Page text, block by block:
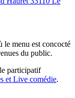
le menu est concocté
du public.
participatif
et Live comédie.